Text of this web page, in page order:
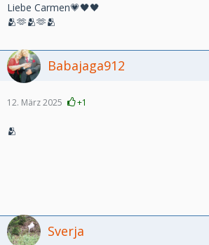
Liebe Carmen💗🖤🖤
🫂🫶🫂🫶🫂
Babajaga912
12. März 2025 +1
🫂
Sverja